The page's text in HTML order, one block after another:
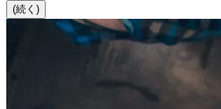
(続く)